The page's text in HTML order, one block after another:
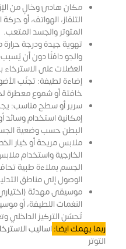
مكان هادئ وخالٍ من
التلفاز، الهواتف، أو
المتوتر والجسد المتعب.
تهوية جيدة ودرجة حرارة
والجو دافئًا دون أن يُسبب
العضلات على الاسترخاء
إضاءة لطيفة: تجنّب
خافتة أو شموع معطرة
سرير أو سطح مناسب:
إمكانية استخدام وسائد
البطن حسب وضعية
ملابس مريحة أو خيار
الخارجية واستخدام
الجسم بملاءة طبية
الوصول إلى مناطق
موسيقى مهدئة
النغمات اللطيفة، أو
تُحسّن التركيز الداخلي
ربما يهمك ايضا:اساليب
التوتر